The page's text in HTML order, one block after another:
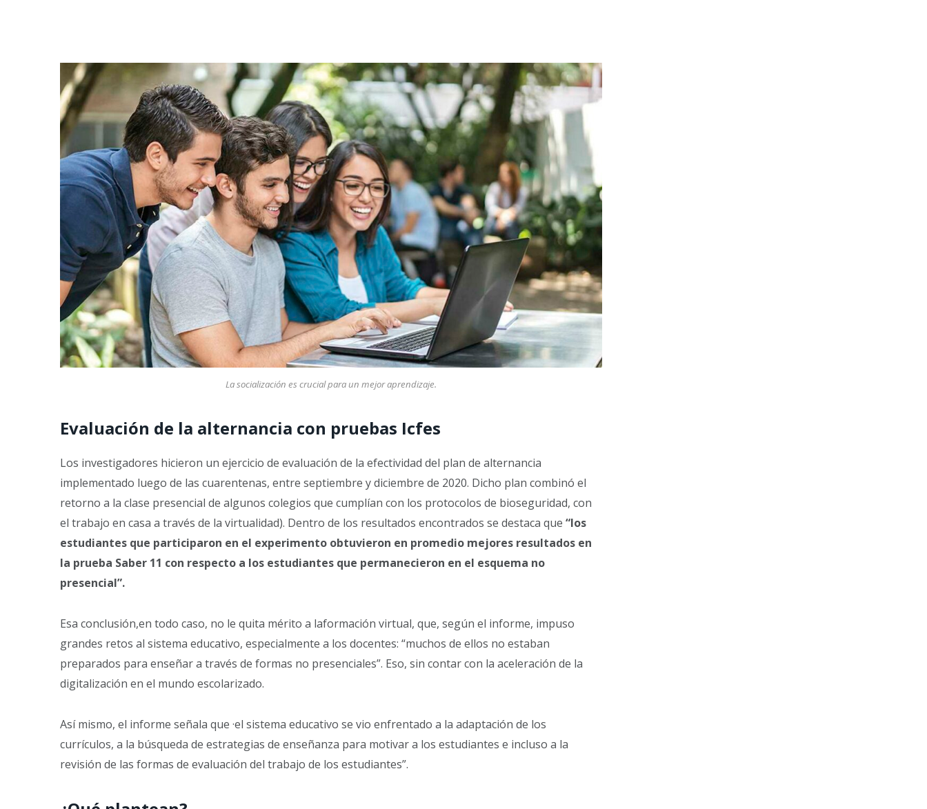
La socialización es crucial para un mejor aprendizaje.
Evaluación de la alternancia con pruebas Icfes
Los investigadores hicieron un ejercicio de evaluación de la efectividad del plan de alternancia
implementado luego de las cuarentenas, entre septiembre y diciembre de 2020. Dicho plan combinó el
retorno a la clase presencial de algunos colegios que cumplían con los protocolos de bioseguridad, con
el trabajo en casa a través de la virtualidad). Dentro de los resultados encontrados se destaca que “los
estudiantes que participaron en el experimento obtuvieron en promedio mejores resultados en
la prueba Saber 11 con respecto a los estudiantes que permanecieron en el esquema no
presencial”.
Esa conclusión,en todo caso, no le quita mérito a laformación virtual, que, según el informe, impuso
grandes retos al sistema educativo, especialmente a los docentes: “muchos de ellos no estaban
preparados para enseñar a través de formas no presenciales”. Eso, sin contar con la aceleración de la
digitalización en el mundo escolarizado.
Así mismo, el informe señala que ·el sistema educativo se vio enfrentado a la adaptación de los
currículos, a la búsqueda de estrategias de enseñanza para motivar a los estudiantes e incluso a la
revisión de las formas de evaluación del trabajo de los estudiantes”.